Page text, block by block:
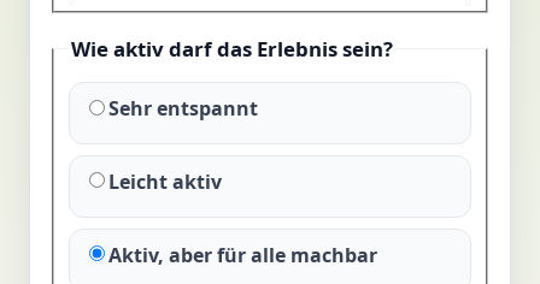
Wie aktiv darf das Erlebnis sein?
Sehr entspannt
Leicht aktiv
Aktiv, aber für alle machbar